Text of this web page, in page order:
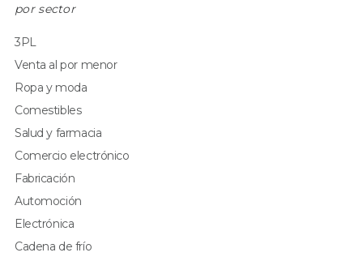
por sector
3PL
Venta al por menor
Ropa y moda
Comestibles
Salud y farmacia
Comercio electrónico
Fabricación
Automoción
Electrónica
Cadena de frío